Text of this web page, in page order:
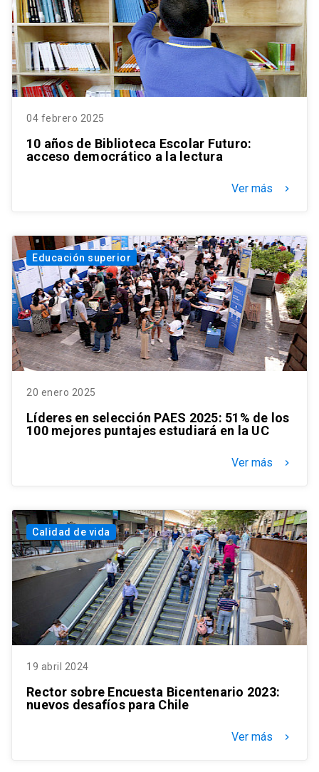
04 febrero 2025
10 años de Biblioteca Escolar Futuro:
acceso democrático a la lectura
Ver más keyboard_arrow_right
Educación superior
20 enero 2025
Líderes en selección PAES 2025: 51% de los
100 mejores puntajes estudiará en la UC
Ver más keyboard_arrow_right
Calidad de vida
19 abril 2024
Rector sobre Encuesta Bicentenario 2023:
nuevos desafíos para Chile
Ver más keyboard_arrow_right